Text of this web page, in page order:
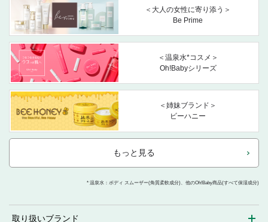
＜大人の女性に寄り添う＞
Be Prime
＜温泉水*コスメ＞
Oh!Babyシリーズ
＜姉妹ブランド＞
ビーハニー
もっと見る
* 温泉水：ボディ スムーザー(角質柔軟成分)、他のOh!Baby商品(すべて保湿成分)
取り扱いブランド